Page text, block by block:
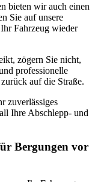
bieten wir auch einen
Sie auf unsere
Fahrzeug wieder
zögern Sie nicht,
professionelle
auf die Straße.
zuverlässiges
Ihre Abschlepp- und
Bergungen vor